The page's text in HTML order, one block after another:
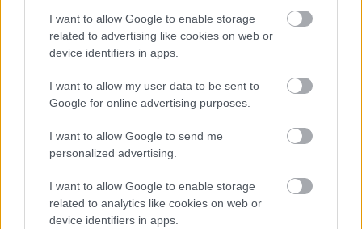
I want to allow Google to enable storage
related to advertising like cookies on web or
device identifiers in apps.
I want to allow my user data to be sent to
Google for online advertising purposes.
I want to allow Google to send me
personalized advertising.
I want to allow Google to enable storage
related to analytics like cookies on web or
device identifiers in apps.
TAGS: Νίκος Δένδιας Υπουργείο Άμυνας ΝΑΤΟ
BEST OFINTERNET